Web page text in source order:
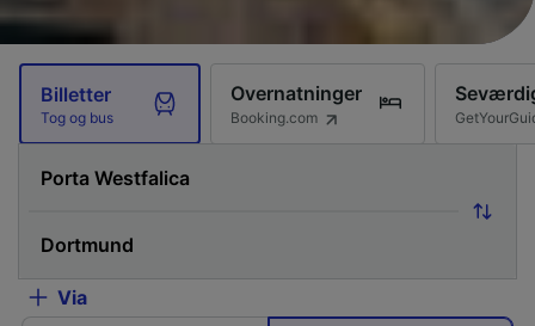
Billetter
Tog og bus
Overnatninger
Booking.com
Via